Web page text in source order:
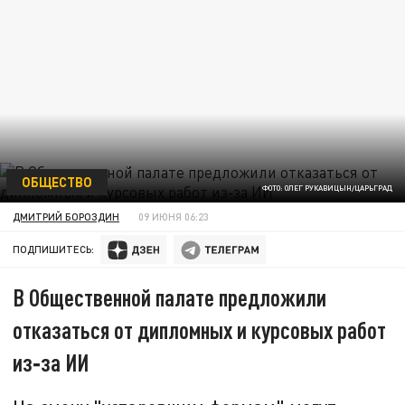
ФОТО: ОЛЕГ РУКАВИЦЫН/ЦАРЬГРАД
ОБЩЕСТВО
ДМИТРИЙ БОРОЗДИН 09 ИЮНЯ 06:23
ПОДПИШИТЕСЬ:
В Общественной палате предложили
отказаться от дипломных и курсовых работ
из‑за ИИ